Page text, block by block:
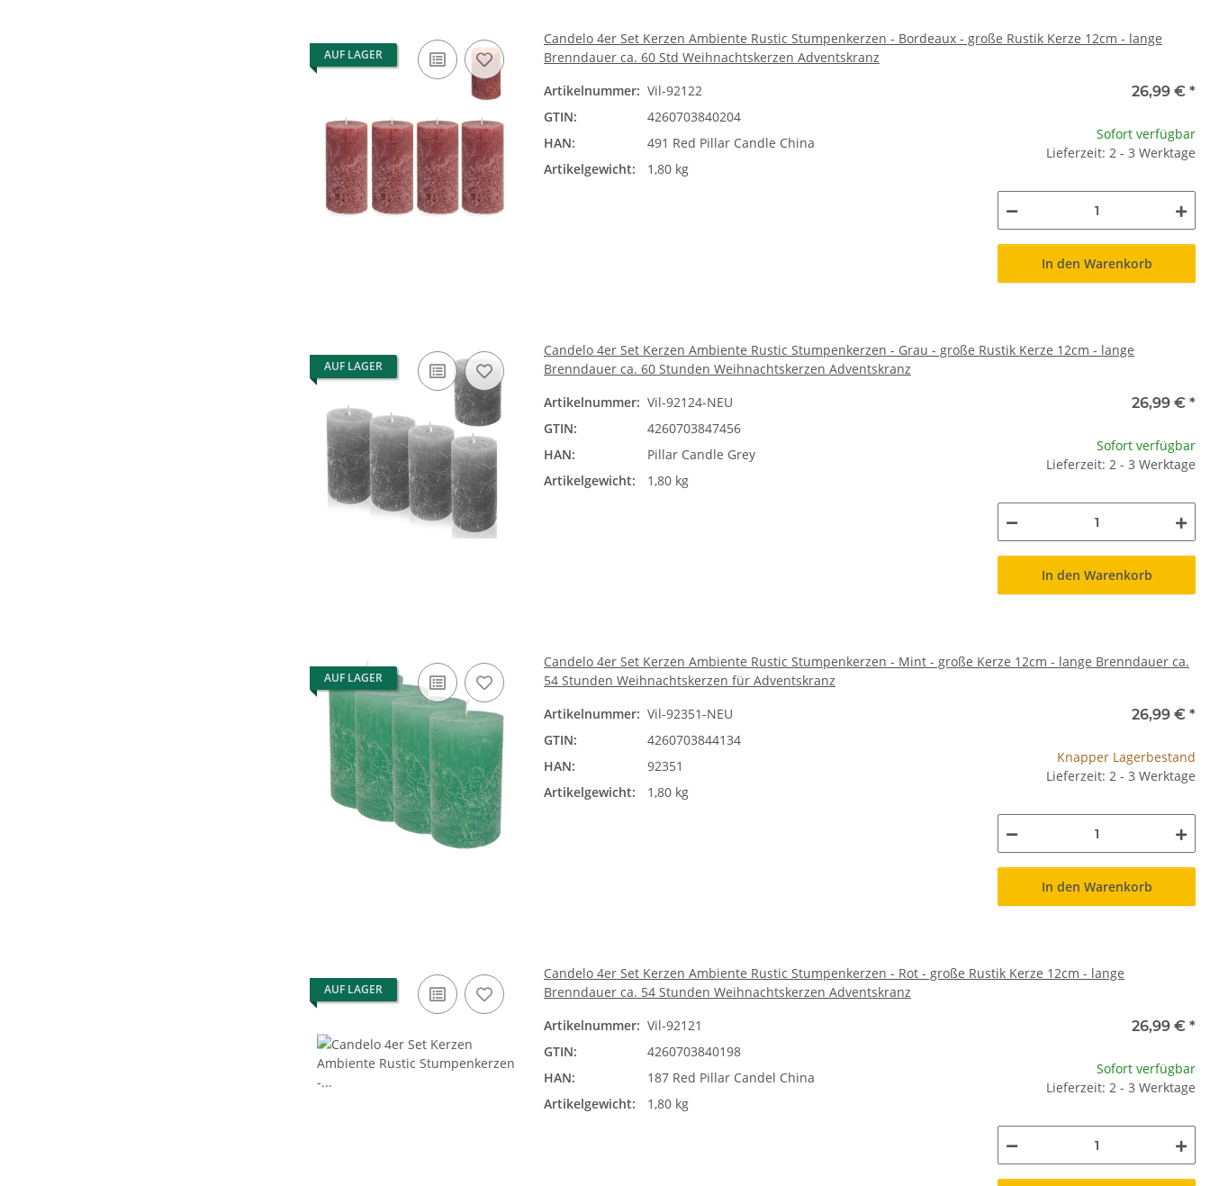
AUF LAGER
Candelo 4er Set Kerzen Ambiente Rustic Stumpenkerzen - Bordeaux - große Rustik Kerze 12cm - lange
Brenndauer ca. 60 Std Weihnachtskerzen Adventskranz
Artikelnummer: Vil-92122
GTIN:
4260703840204
HAN:
491 Red Pillar Candle China
Artikelgewicht:
1,80 kg
26,99 € *
Sofort verfügbar
Lieferzeit: 2 - 3 Werktage
In den Warenkorb
AUF LAGER
Candelo 4er Set Kerzen Ambiente Rustic Stumpenkerzen - Grau - große Rustik Kerze 12cm - lange
Brenndauer ca. 60 Stunden Weihnachtskerzen Adventskranz
Artikelnummer: Vil-92124-NEU
GTIN:
4260703847456
HAN:
Pillar Candle Grey
Artikelgewicht:
1,80 kg
26,99 € *
Sofort verfügbar
Lieferzeit: 2 - 3 Werktage
In den Warenkorb
AUF LAGER
Candelo 4er Set Kerzen Ambiente Rustic Stumpenkerzen - Mint - große Kerze 12cm - lange Brenndauer ca.
54 Stunden Weihnachtskerzen für Adventskranz
Artikelnummer: Vil-92351-NEU
GTIN:
4260703844134
HAN:
92351
Artikelgewicht:
1,80 kg
26,99 € *
Knapper Lagerbestand
Lieferzeit: 2 - 3 Werktage
In den Warenkorb
AUF LAGER
Candelo 4er Set Kerzen Ambiente Rustic Stumpenkerzen - Rot - große Rustik Kerze 12cm - lange
Brenndauer ca. 54 Stunden Weihnachtskerzen Adventskranz
Artikelnummer: Vil-92121
GTIN:
4260703840198
HAN:
187 Red Pillar Candel China
Artikelgewicht:
1,80 kg
26,99 € *
Sofort verfügbar
Lieferzeit: 2 - 3 Werktage